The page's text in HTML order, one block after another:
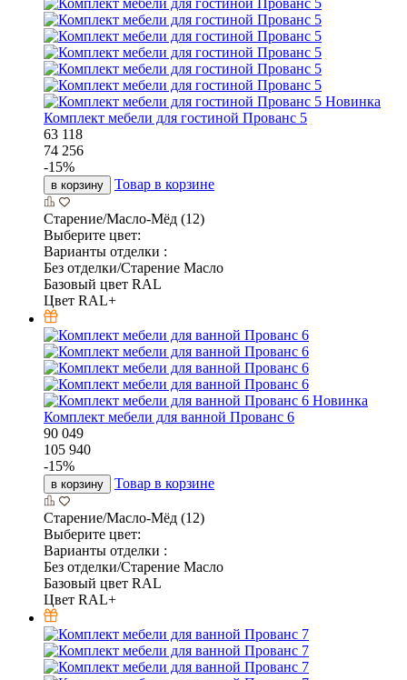
Новинка
Комплект мебели для гостиной Прованс 5
63 118
74 256
-15%
в корзину Товар в корзине
Старение/Масло-Мёд (12)
Выберите цвет:
Варианты отделки :
Без отделки/Старение Масло
Базовый цвет RAL
Цвет RAL+
Новинка
Комплект мебели для ванной Прованс 6
90 049
105 940
-15%
в корзину Товар в корзине
Старение/Масло-Мёд (12)
Выберите цвет:
Варианты отделки :
Без отделки/Старение Масло
Базовый цвет RAL
Цвет RAL+